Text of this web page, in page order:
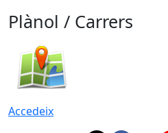
Plànol / Carrers
Accedeix